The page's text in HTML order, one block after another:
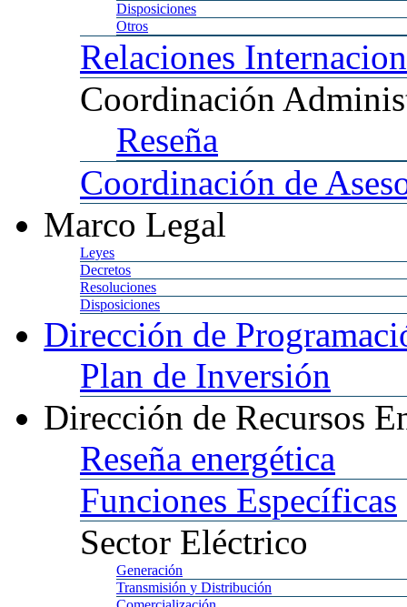
Disposiciones
Otros
Relaciones
Coordinación
Reseña
Coordinación de
Marco Legal
Leyes
Decretos
Resoluciones
Disposiciones
Dirección de
Plan de Inversión
Dirección de Recursos
Reseña energética
Funciones Específicas
Sector Eléctrico
Generación
Transmisión y Distribución